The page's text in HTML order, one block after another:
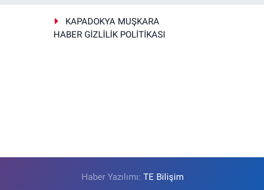
KAPADOKYA MUŞKARA
HABER GİZLİLİK POLİTİKASI
Haber Yazılımı:TE Bilişim